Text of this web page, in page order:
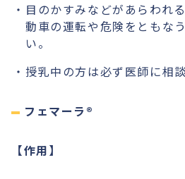
目のかすみなどがあらわれ
動車の運転や危険をともな
い。
授乳中の方は必ず医師に相
フェマーラ®︎
【作用】